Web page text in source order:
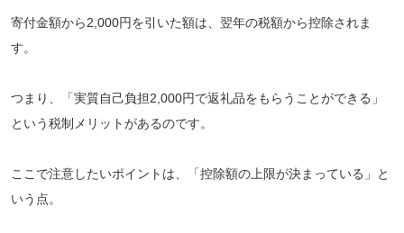
寄付金額から2,000円を引いた額は、翌年の税額から控除されま
す。
つまり、「実質自己負担2,000円で返礼品をもらうことができる」
という税制メリットがあるのです。
ここで注意したいポイントは、「控除額の上限が決まっている」と
いう点。